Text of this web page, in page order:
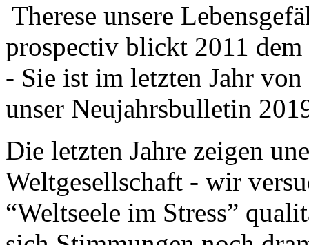
Therese unsere
prospectiv blickt 2011
- Sie ist im letzten Jahr
unser Neujahrsbulletin
Die letzten Jahre zeigen
Weltgesellschaft - wir
“Weltseele im Stress”